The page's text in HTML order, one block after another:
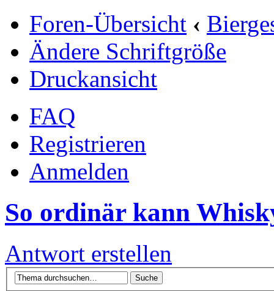
Foren-Übersicht ‹
Ändere Schriftgröße
Druckansicht
FAQ
Registrieren
Anmelden
So ordinär kann
Antwort erstellen